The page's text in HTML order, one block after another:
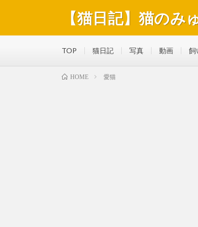
【猫日記】猫のみ
TOP 猫日記 写真 動画 飼
HOME 愛猫